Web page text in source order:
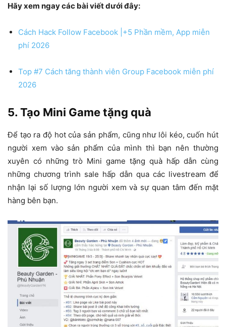
Hãy xem ngay các bài viết dưới đây:
Cách Hack Follow Facebook |+5 Phần mềm, App miễn
phí 2026
Top #7 Cách tăng thành viên Group Facebook miễn phí
2026
5. Tạo Mini Game tặng quà
Để tạo ra độ hot của sản phẩm, cũng như lôi kéo, cuốn hút
người xem vào sản phẩm của mình thì bạn nên thường
xuyên có những trò Mini game tặng quà hấp dẫn cùng
những chương trình sale hấp dẫn qua các livestream để
nhận lại số lượng lớn người xem và sự quan tâm đến mặt
hàng bên bạn.